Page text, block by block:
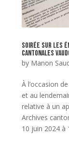
Soirée sur les
cantonales
by Manon
À l’occasion
et au
relative à un
Archives
10 juin 2024 à